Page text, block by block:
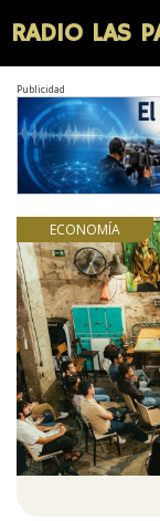
RADIO LAS
Publicidad
ECONOMÍA